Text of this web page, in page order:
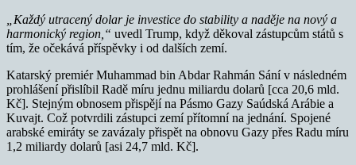
„Každý utracený dolar je investice do stability a naděje na nový a
harmonický region,“ uvedl Trump, když děkoval zástupcům států s
tím, že očekává příspěvky i od dalších zemí.
Katarský premiér Muhammad bin Abdar Rahmán Sání v následném
prohlášení přislíbil Radě míru jednu miliardu dolarů [cca 20,6 mld.
Kč]. Stejným obnosem přispějí na Pásmo Gazy Saúdská Arábie a
Kuvajt. Což potvrdili zástupci zemí přítomní na jednání. Spojené
arabské emiráty se zavázaly přispět na obnovu Gazy přes Radu míru
1,2 miliardy dolarů [asi 24,7 mld. Kč].